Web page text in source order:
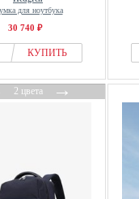
для ноутбука
30 740 ₽
КУПИТЬ
2 цвета→